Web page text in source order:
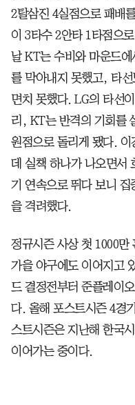
2탈삼진 4실점으로 패배
이 3타수 2안타 1타점으
날 KT는 수비와 마운드에
를 막아내지 못했고, 타
면치 못했다. LG의 타선
리, KT는 반격의 기회를
원점으로 돌리게 됐다.
데 실책 하나가 나오면서
기 연속으로 뛰다 보니
을 격려했다.
정규시즌 사상 첫 1000만
가을 야구에도 이어지고
드 결정전부터 준플레이
다. 올해 포스트시즌 4경
스트시즌은 지난해 한국
이어가는 중이다.